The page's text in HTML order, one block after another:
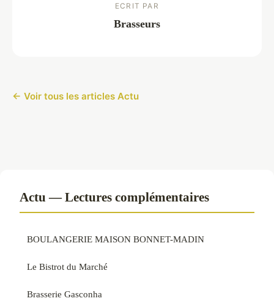
ECRIT PAR
Brasseurs
← Voir tous les articles Actu
Actu — Lectures complémentaires
BOULANGERIE MAISON BONNET-MADIN
Le Bistrot du Marché
Brasserie Gasconha